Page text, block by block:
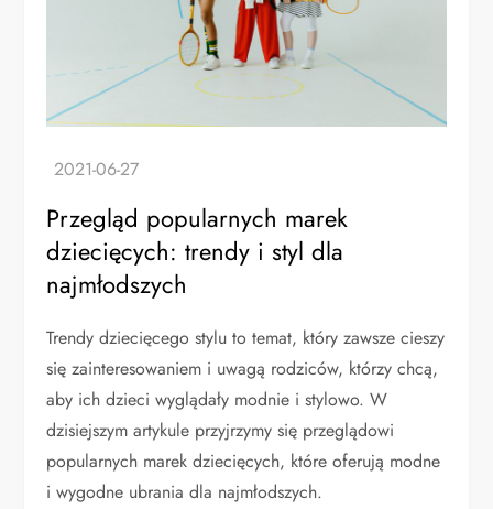
Przegląd popularnych marek
dziecięcych: trendy i styl dla
najmłodszych
Trendy dziecięcego stylu to temat, który zawsze cieszy
się zainteresowaniem i uwagą rodziców, którzy chcą,
aby ich dzieci wyglądały modnie i stylowo. W
dzisiejszym artykule przyjrzymy się przeglądowi
popularnych marek dziecięcych, które oferują modne
i wygodne ubrania dla najmłodszych.